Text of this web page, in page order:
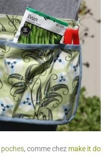
poches, comme chez make it do